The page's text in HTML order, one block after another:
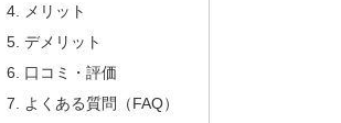
メリット
デメリット
口コミ・評価
よくある質問（FAQ）